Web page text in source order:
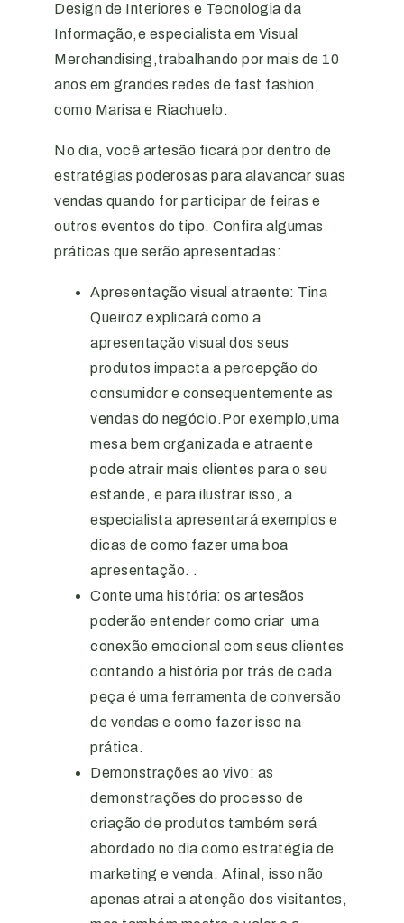
Design de Interiores e Tecnologia da
Informação,e especialista em Visual
Merchandising,trabalhando por mais de 10
anos em grandes redes de fast fashion,
como Marisa e Riachuelo.
No dia, você artesão ficará por dentro de
estratégias poderosas para alavancar suas
vendas quando for participar de feiras e
outros eventos do tipo. Confira algumas
práticas que serão apresentadas:
Apresentação visual atraente: Tina
Queiroz explicará como a
apresentação visual dos seus
produtos impacta a percepção do
consumidor e consequentemente as
vendas do negócio.Por exemplo,uma
mesa bem organizada e atraente
pode atrair mais clientes para o seu
estande, e para ilustrar isso, a
especialista apresentará exemplos e
dicas de como fazer uma boa
apresentação. .
Conte uma história: os artesãos
poderão entender como criar uma
conexão emocional com seus clientes
contando a história por trás de cada
peça é uma ferramenta de conversão
de vendas e como fazer isso na
prática.
Demonstrações ao vivo: as
demonstrações do processo de
criação de produtos também será
abordado no dia como estratégia de
marketing e venda. Afinal, isso não
apenas atrai a atenção dos visitantes,